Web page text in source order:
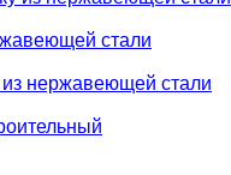
стали
нержавеющей стали